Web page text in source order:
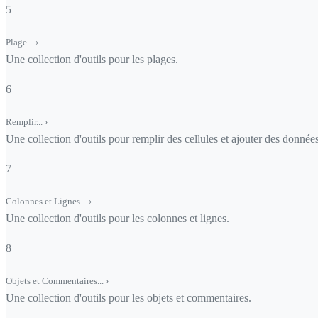
5
Plage... ›
Une collection d'outils pour les plages.
6
Remplir... ›
Une collection d'outils pour remplir des cellules et ajouter des
7
Colonnes et Lignes... ›
Une collection d'outils pour les colonnes et lignes.
8
Objets et Commentaires... ›
Une collection d'outils pour les objets et commentaires.